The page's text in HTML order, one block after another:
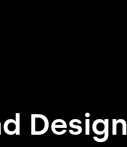
Design